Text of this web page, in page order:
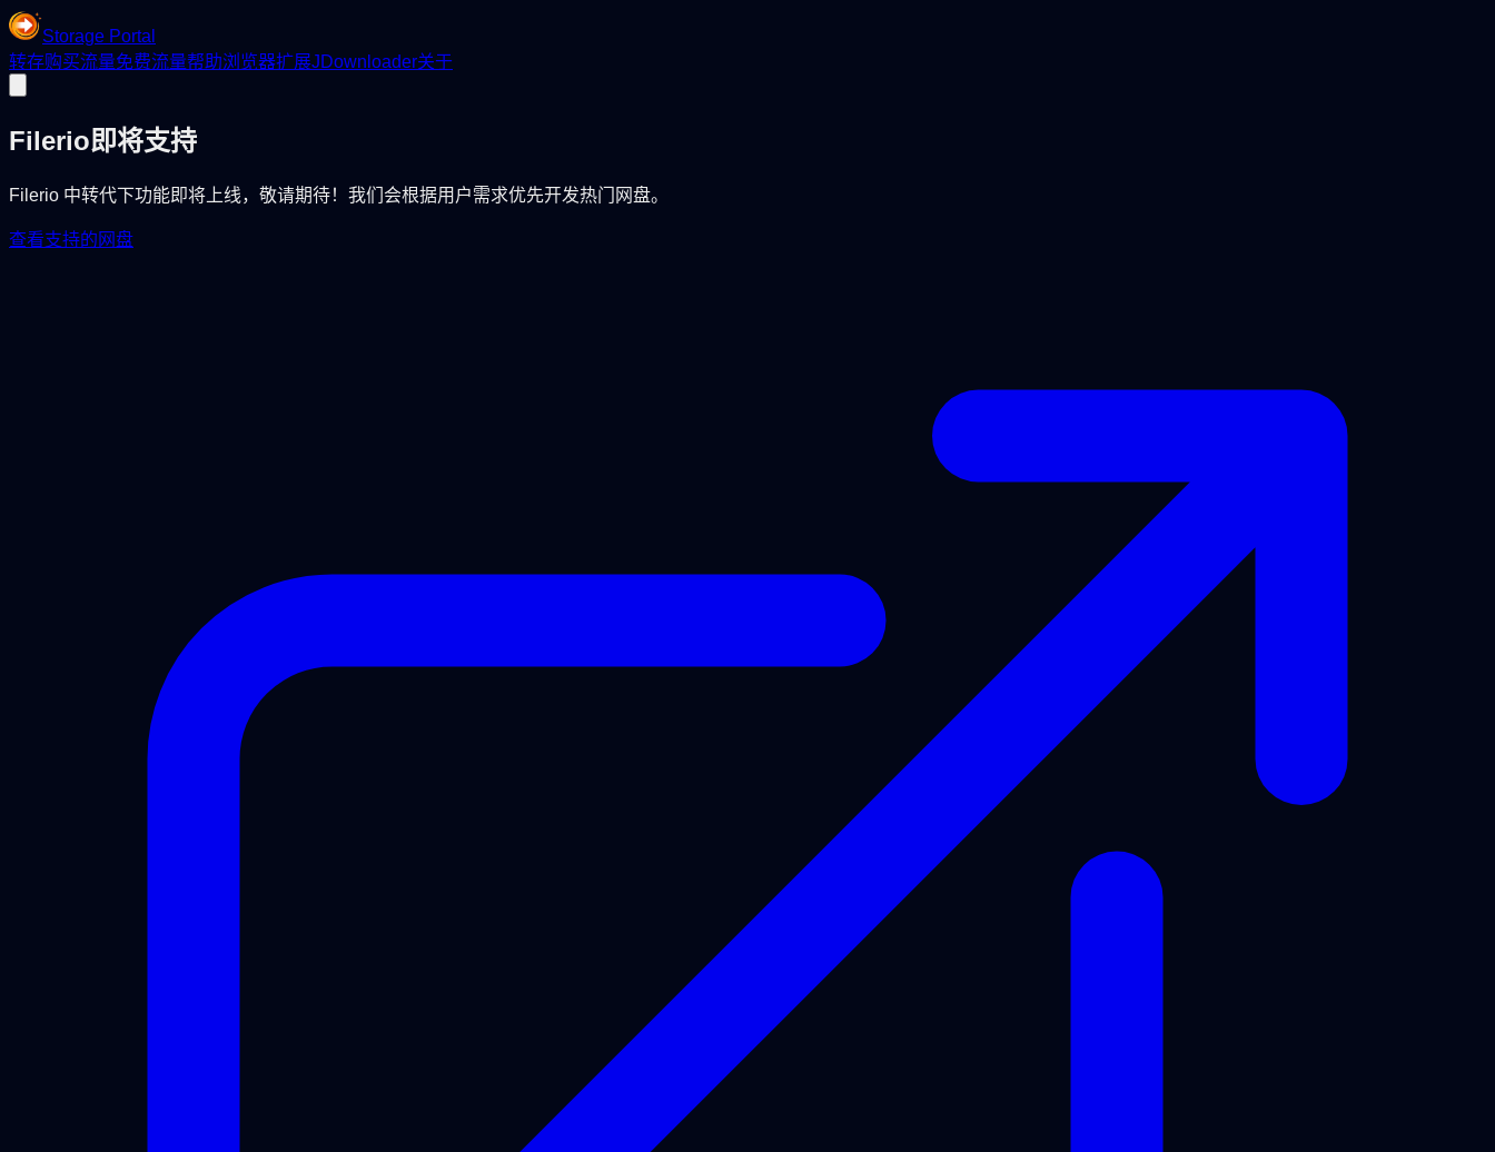
Storage Portal
转存购买流量免费流量帮助浏览器扩展JDownloader关于
Filerio即将支持
Filerio 中转代下功能即将上线，敬请期待！我们会根据用户需求优先开发热门网盘。
查看支持的网盘